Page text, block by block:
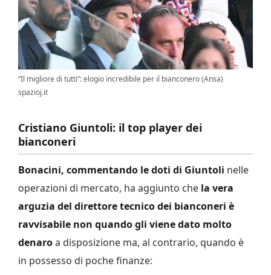
“Il migliore di tutti”: elogio incredibile per il bianconero (Ansa)
spazioj.it
Cristiano Giuntoli: il top player dei
bianconeri
Bonacini, commentando le doti di Giuntoli nelle
operazioni di mercato, ha aggiunto che la vera
arguzia del direttore tecnico dei bianconeri è
ravvisabile non quando gli viene dato molto
denaroa disposizione ma, al contrario, quando è
in possesso di poche finanze: